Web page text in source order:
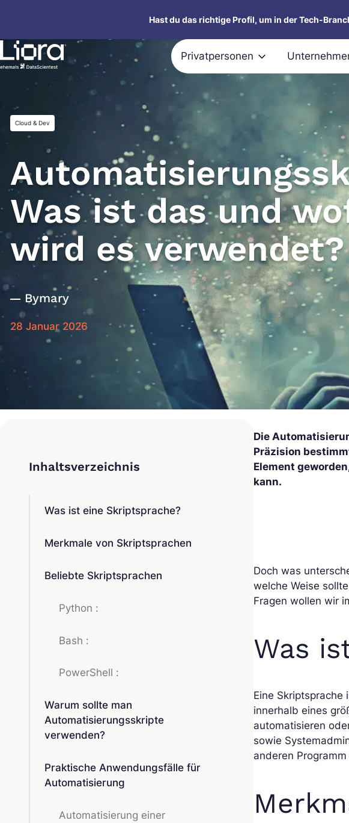
springen
Hast du das richtige Profil, um in der Tech-
Privatpersonen
Cloud & Dev
Was ist das und
wird es verwendet?
Bymary
28 Januar 2026
Was ist eine Skriptsprache?
Merkmale von Skriptsprachen
Beliebte Skriptsprachen
Python :
Bash :
PowerShell :
Warum sollte man
Automatisierungsskripte
verwenden?
Praktische Anwendungsfälle für
Automatisierung
Automatisierung einer
Die
Präzision
Element
kann.
Doch was
welche Weise
Fragen wollen wir
Was
Eine
innerhalb eines
automatisieren
sowie
anderen